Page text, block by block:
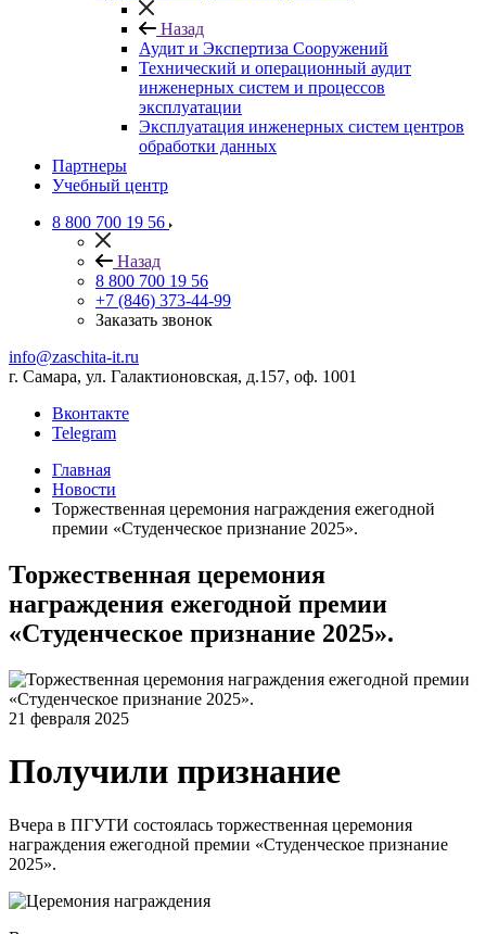
Назад
Аудит и Экспертиза Сооружений
Технический и операционный аудит
инженерных систем и процессов
эксплуатации
Эксплуатация инженерных систем центров
обработки данных
Партнеры
Учебный центр
8 800 700 19 56
Назад
8 800 700 19 56
+7 (846) 373-44-99
Заказать звонок
info@zaschita-it.ru
г. Самара, ул. Галактионовская, д.157, оф. 1001
Вконтакте
Telegram
Главная
Новости
Торжественная церемония награждения ежегодной
премии «Студенческое признание 2025».
Торжественная церемония
награждения ежегодной премии
«Студенческое признание 2025».
21 февраля 2025
Получили признание
Вчера в ПГУТИ состоялась торжественная церемония
награждения ежегодной премии «Студенческое признание
2025».